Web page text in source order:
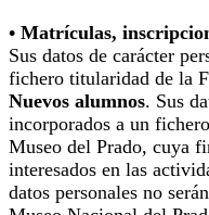
• Matrículas,
Sus datos de carácter
fichero titularidad de la
Nuevos alumnos. Sus
incorporados a un
Museo del Prado, cuya
interesados en las
datos personales no